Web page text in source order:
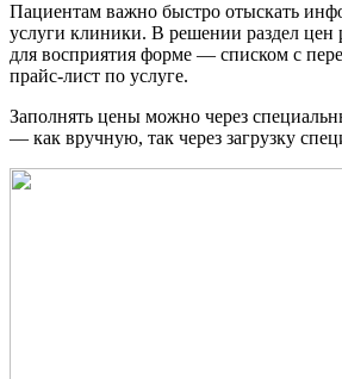
Пациентам важно быстро отыскать
услуги клиники. В решении раздел цен
для восприятия форме — списком с
прайс-лист по услуге.
Заполнять цены можно через
— как вручную, так через загрузку